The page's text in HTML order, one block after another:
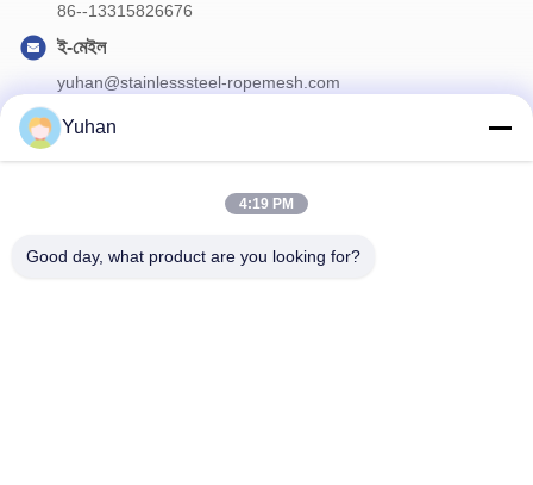
86--13315826676
ই-মেইল
yuhan@stainlesssteel-ropemesh.com
ডিসকাউন্ট এবং আরো জন্য আমাদের নিউজলেটার সদস্যতা.
Yuhan
4:19 PM
Good day, what product are you looking for?